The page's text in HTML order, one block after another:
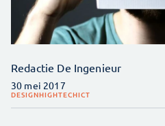
Redactie De Ingenieur
30 mei 2017
DESIGNHIGHTECHICT